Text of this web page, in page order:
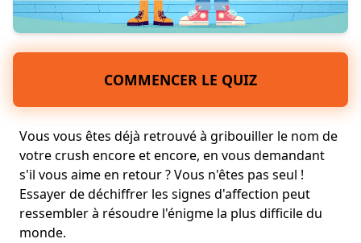
COMMENCER LE QUIZ
Vous vous êtes déjà retrouvé à gribouiller le nom de
votre crush encore et encore, en vous demandant
s'il vous aime en retour ? Vous n'êtes pas seul !
Essayer de déchiffrer les signes d'affection peut
ressembler à résoudre l'énigme la plus difficile du
monde.